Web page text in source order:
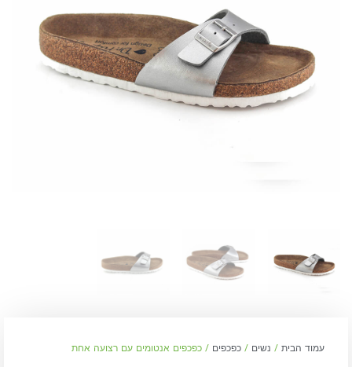
עמוד הבית / נשים / כפכפים / כפכפים אנטומים עם רצועה אחת